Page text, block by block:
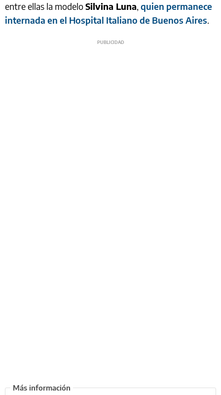
entre ellas la modeloSilvina Luna, quien permanece
internada en el Hospital Italiano de Buenos Aires.